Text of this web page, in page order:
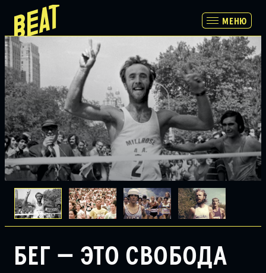
МЕНЮ
МЕНЮ
ПРОГРАММА
РАСПИСАНИЕ И БИЛЕТЫ
ПАРТНЕРАМ
О НАС
БЕГ — ЭТО СВОБОДА